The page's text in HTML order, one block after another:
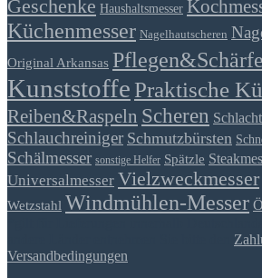
Geschenke Haushaltsmesser
Küchenmesser Nagelhautscheren
Original Arkansas
KunststoffePraktische
Reiben&Raspeln Scheren
Schlauchreiniger Schmutzbürsten
Schälmesser sonstige Helfer Spätzle
Universalmesser Vielzweckmesser
Wetzstahl Windmühlen-Messer
Versandbedingungen